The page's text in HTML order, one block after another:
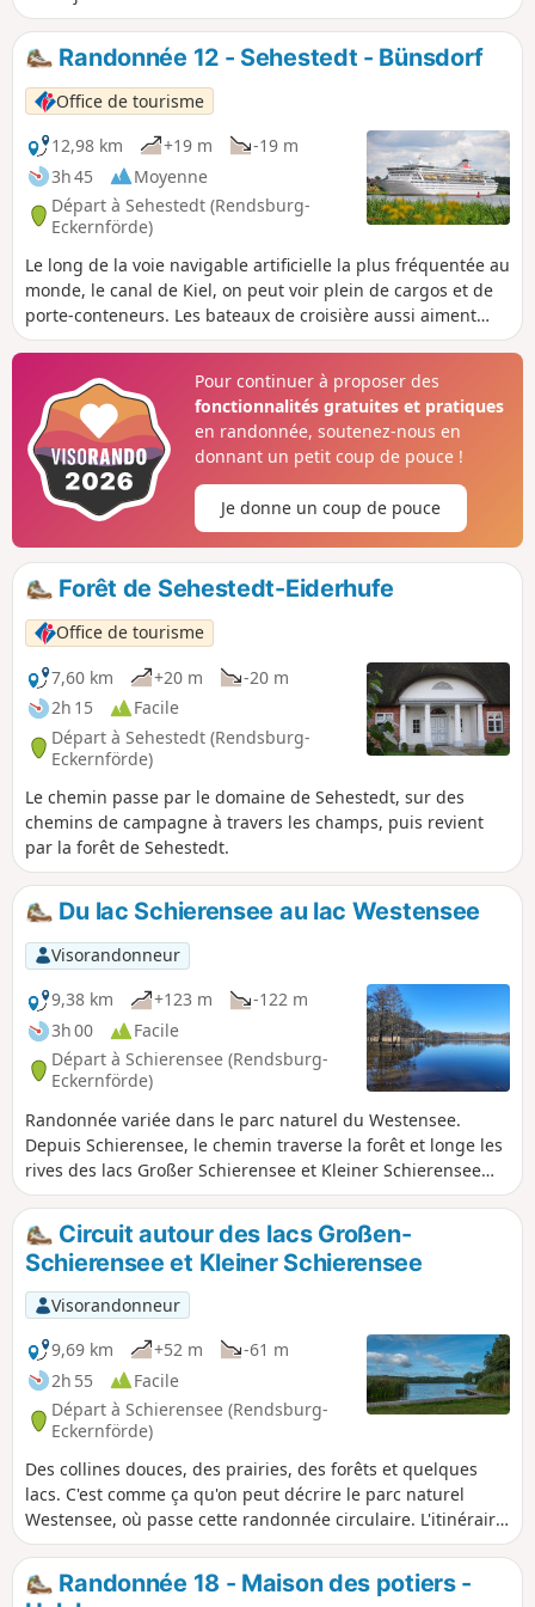
Randonnée 12 - Sehestedt - Bünsdorf
Office de tourisme
12,98 km
+19 m
-19 m
3h 45
Moyenne
Départ à Sehestedt (Rendsburg-
Eckernförde)
Le long de la voie navigable artificielle la plus fréquentée au
monde, le canal de Kiel, on peut voir plein de cargos et de
porte-conteneurs. Les bateaux de croisière aussi aiment
bien passer par là.Les deux petits villages tranquilles de
nord de l'Allemagne et des restaurants sympas.
Pour continuer à proposer des
fonctionnalités gratuites et pratiques
en randonnée, soutenez-nous en
donnant un petit coup de pouce !
Je donne un coup de pouce
Forêt de Sehestedt-Eiderhufe
Office de tourisme
7,60 km
+20 m
-20 m
2h 15
Facile
Départ à Sehestedt (Rendsburg-
Eckernförde)
Le chemin passe par le domaine de Sehestedt, sur des
chemins de campagne à travers les champs, puis revient
par la forêt de Sehestedt.
Du lac Schierensee au lac Westensee
Visorandonneur
9,38 km
+123 m
-122 m
3h 00
Facile
Départ à Schierensee (Rendsburg-
Eckernförde)
Randonnée variée dans le parc naturel du Westensee.
Depuis Schierensee, le chemin traverse la forêt et longe les
rives des lacs Großer Schierensee et Kleiner Schierensee
jusqu'à la Hohburg, puis continue jusqu'à la zone de
baignade de Wrohe au bord du lac Westensee.
Circuit autour des lacs Großen-
Schierensee et Kleiner Schierensee
Visorandonneur
9,69 km
+52 m
-61 m
2h 55
Facile
Départ à Schierensee (Rendsburg-
Eckernförde)
Des collines douces, des prairies, des forêts et quelques
lacs. C'est comme ça qu'on peut décrire le parc naturel
Westensee, où passe cette randonnée circulaire. L'itinéraire
passe par trois lacs. Si tu aimes te baigner, n'oublie pas ton
maillot et ta serviette.
Randonnée 18 - Maison des potiers -